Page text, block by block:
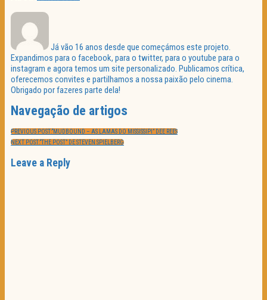
Já vão 16 anos desde que começámos este projeto.
Expandimos para o facebook, para o twitter, para o youtube para o
instagram e agora temos um site personalizado. Publicamos crítica,
oferecemos convites e partilhamos a nossa paixão pelo cinema.
Obrigado por fazeres parte dela!
Navegação de artigos
PREVIOUS POST:“MUDBOUND – AS LAMAS DO MISSISSIPI” DEE REES
NEXT POST:“THE POST” DE STEVEN SPIELBERG
Leave a Reply